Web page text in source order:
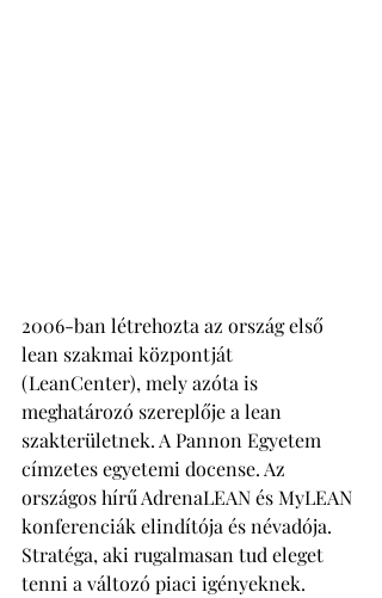
2006-ban létrehozta az ország első
lean szakmai központját
(LeanCenter), mely azóta is
meghatározó szereplője a lean
szakterületnek. A Pannon Egyetem
címzetes egyetemi docense. Az
országos hírű AdrenaLEAN és MyLEAN
konferenciák elindítója és névadója.
Stratéga, aki rugalmasan tud eleget
tenni a változó piaci igényeknek.